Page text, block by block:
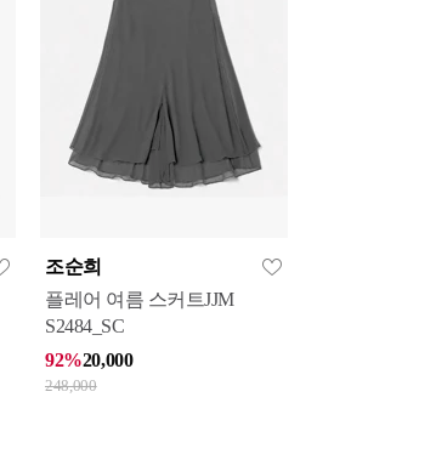
조순희
플레어 여름 스커트JJM
S2484_SC
92%20,000
248,000